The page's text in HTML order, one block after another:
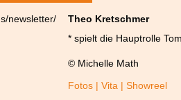
Theo Kretschmer
* spielt die Hauptrolle
© Michelle Math
Fotos | Vita | Showreel